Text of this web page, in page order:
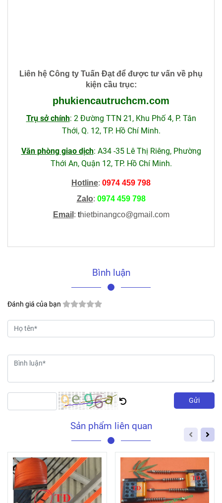
Liên hệ Công ty Tuấn Đạt để được tư vấn về phụ
kiện cầu trục:
phukiencautruchcm.com
Trụ sở chính: 2 Đường TTN 21, Khu Phố 4, P. Tân
Thới, Q. 12, TP. Hồ Chí Minh.
Văn phòng giao dịch: A34 -35 Lê Thị Riêng, Phường
Thới An, Quận 12, TP. Hồ Chí Minh.
Hotline: 0974 459 798
Zalo: 0974 459 798
Email : thietbinangco@gmail.com
Bình luận
Đánh giá của bạn
Gửi
Sản phẩm liên quan